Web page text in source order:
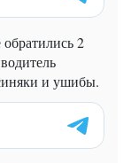
2
и ушибы.